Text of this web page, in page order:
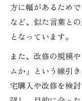
方に幅があるため
など、似た言葉と
となっています。
また、改修の規模
ムか」という線引
宅購入や改修を検